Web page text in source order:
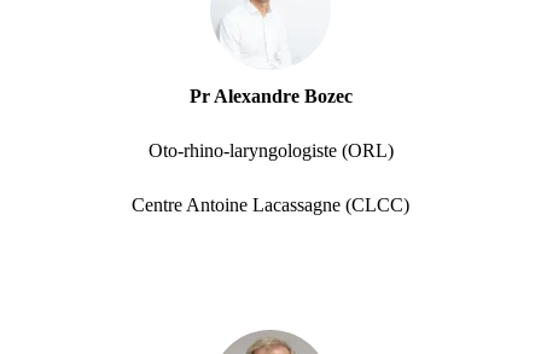
Pr Alexandre Bozec
Oto-rhino-laryngologiste (ORL)
Centre Antoine Lacassagne (CLCC)